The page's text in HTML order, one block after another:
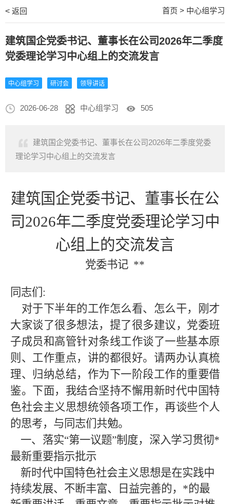
< 返回 首页 > 中心组学习
建筑国企党委书记、董事长在公司2026年二季度
党委理论学习中心组上的交流发言
中心组学习 研讨会 领导讲话
2026-06-28 中心组学习 505
建筑国企党委书记、董事长在公司2026年二季度党委
理论学习中心组上的交流发言
建筑 国企党委书记、 董事长在公
司2026年二季度党委理论学习中
心组上的交流发言
党委书记 **
同志们 :
对于下半年的工作怎么看、怎么干，
刚才
大家谈了很多想法，提了很多建议 ， 党委班
子成员和高管针对条线工作谈了一些基本原
则、工作重点，讲的都很好。请两办认真梳
理、归纳总结，作为下一阶段工作的重要借
鉴。下面， 我结合坚持不懈用新时代中国特
色社会主义思想统领各项工作，再谈些个人
的思考，与同志们共勉。
一、落实“第一议题”制度，深入学习贯彻*
最新重要指示批示
新时代中国特色社会主义思想是在实践中
持续发展、不断丰富、日益完善的，*的最